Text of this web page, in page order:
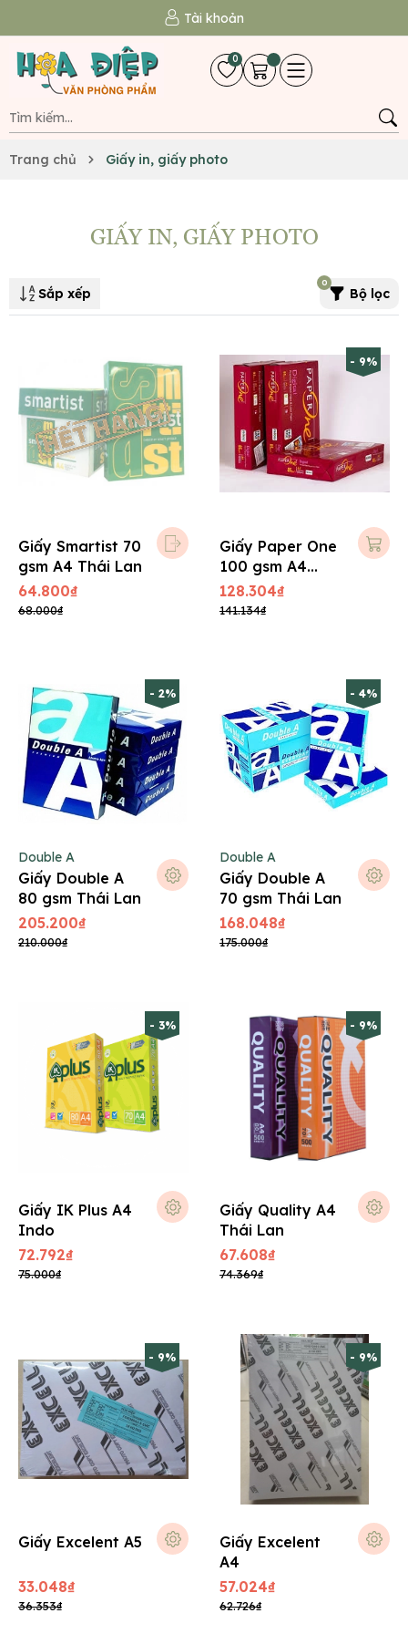
Tài khoản
0
Trang chủ Giấy in, giấy photo
GIẤY IN, GIẤY PHOTO
Sắp xếp Bộ lọc
0
Giấy Smartist 70
gsm A4 Thái Lan
64.800₫
68.000₫
- 9%
Giấy Paper One
100 gsm A4
Indo
128.304₫
141.134₫
- 2%
Double A
Giấy Double A
80 gsm Thái Lan
205.200₫
210.000₫
- 4%
Double A
Giấy Double A
70 gsm Thái Lan
168.048₫
175.000₫
- 3%
Giấy IK Plus A4
Indo
72.792₫
75.000₫
- 9%
Giấy Quality A4
Thái Lan
67.608₫
74.369₫
- 9%
Giấy Excelent A5
33.048₫
36.353₫
- 9%
Giấy Excelent
A4
57.024₫
62.726₫